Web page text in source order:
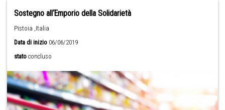
Sostegno all‘Emporio della Solidarietà
Pistoia ,Italia
Data di inizio 06/06/2019
stato concluso